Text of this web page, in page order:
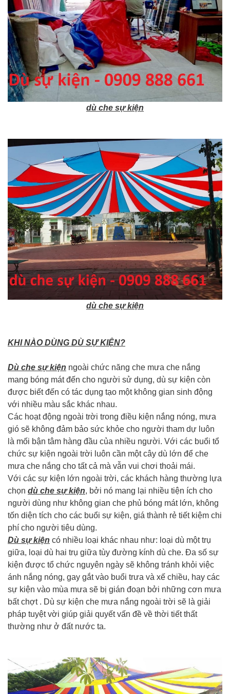
dù che sự kiện
dù che sự kiện
KHI NÀO DÙNG DÙ SỰ KIỆN?
Dù che sự kiện ngoài chức năng che mưa che nắng
mang bóng mát đến cho người sử dụng, dù sự kiện còn
được biết đến có tác dụng tạo một không gian sinh động
với nhiều màu sắc khác nhau.
Các hoạt động ngoài trời trong điều kiện nắng nóng, mưa
gió sẽ không đảm bảo sức khỏe cho người tham dự luôn
là mối bận tâm hàng đầu của nhiều người. Với các buổi tổ
chức sự kiện ngoài trời luôn cần một cây dù lớn để che
mưa che nắng cho tất cả mà vẫn vui chơi thoải mái.
Với các sự kiện lớn ngoài trời, các khách hàng thường lựa
chọn dù che sự kiện, bởi nó mang lại nhiều tiện ích cho
người dùng như không gian che phủ bóng mát lớn, không
tốn diện tích cho các buổi sự kiện, giá thành rẻ tiết kiệm chi
phí cho người tiêu dùng.
Dù sự kiện có nhiều loại khác nhau như: loại dù một trụ
giữa, loại dù hai trụ giữa tùy đường kính dù che. Đa số sự
kiện được tổ chức nguyên ngày sẽ không tránh khỏi việc
ánh nắng nóng, gay gắt vào buổi trưa và xế chiều, hay các
sự kiện vào mùa mưa sẽ bị gián đoạn bởi những cơn mưa
bất chợt . Dù sự kiện che mưa nắng ngoài trời sẽ là giải
pháp tuyệt vời giúp giải quyết vấn đề về thời tiết thất
thường như ở đất nước ta.